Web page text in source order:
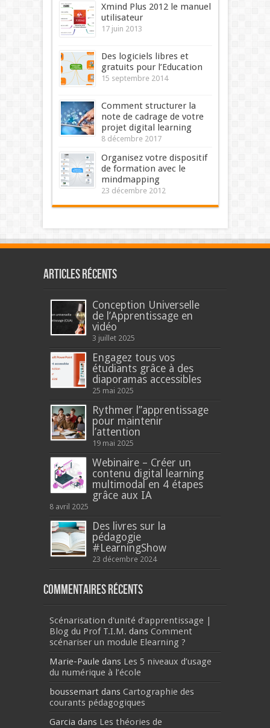
Xmind Plus 2012 le manuel
utilisateur
17 juin 2013
Des logiciels libres et
gratuits pour l’Education
15 septembre 2014
Comment structurer la
note de cadrage de votre
projet digital learning
8 décembre 2017
Organisez votre dispositif
de formation avec le
mindmapping
23 décembre 2012
Articles récents
Conception Universelle
de l’Apprentissage en
vidéo
3 juillet 2025
Engagez tous vos
étudiants grâce à des
diaporamas accessibles
25 mai 2025
Rythmer l’’apprentissage
pour maintenir
l’attention
19 mai 2025
Webinaire – Créer un
contenu digital learning
multimodal en 4 étapes
grâce aux IA
8 avril 2025
Des livres sur la
pédagogie
#LearningShow
23 décembre 2024
Commentaires récents
Scénarisation d'unité d'apprentissage |
Blog du Prof T.I.M. dans Comment
scénariser un module Elearning ?
Marie-Paule dans Les 5 niveaux d’usage
du numérique à l’école
boussemart dans Cartographie des
courants pédagogiques
Garcia dans Les théories de